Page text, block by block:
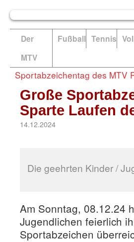
Der
MTV
Fußball Tennis
Sportabzeichentag des MTV
Große
Sparte Laufen
14.12.2024
Die geehrten Kinder /
Am Sonntag, 08.12.24
Jugendlichen feierlich
Sportabzeichen